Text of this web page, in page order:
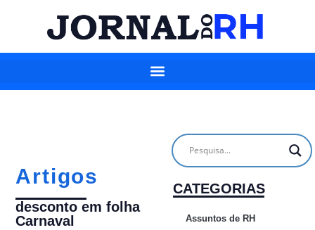
Artigos
desconto em folha
Carnaval
CATEGORIAS
Assuntos de RH